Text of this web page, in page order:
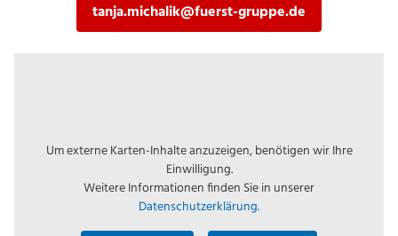
Um externe Karten-Inhalte anzuzeigen, benötigen wir Ihre
Einwilligung.
Weitere Informationen finden Sie in unserer
Datenschutzerklärung.
tanja.michalik@fuerst-gruppe.de